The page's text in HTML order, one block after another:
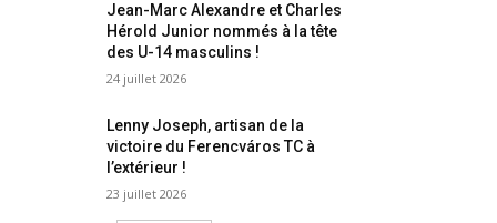
Jean-Marc Alexandre et Charles
Hérold Junior nommés à la tête
des U-14 masculins !
24 juillet 2026
Lenny Joseph, artisan de la
victoire du Ferencváros TC à
l’extérieur !
23 juillet 2026